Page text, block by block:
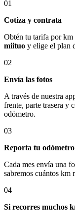
01
Cotiza y contrata
Obtén tu tarifa por km
miituo y elige el plan
02
Envía las fotos
A través de nuestra
frente, parte trasera y
odómetro.
03
Reporta tu odómetro
Cada mes envía una
sabremos cuántos km
04
Si recorres muchos